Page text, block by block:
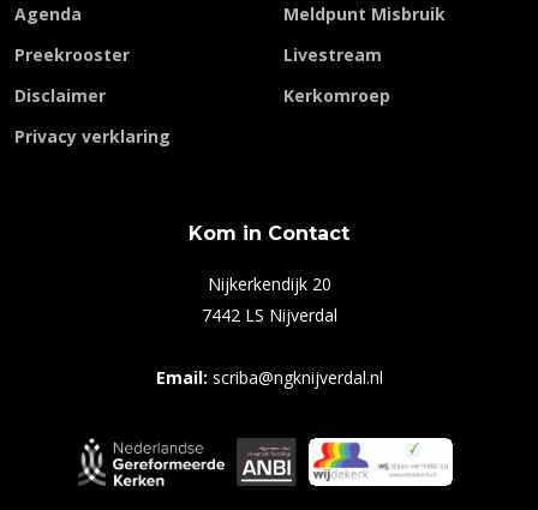
Agenda
Preekrooster
Disclaimer
Privacy verklaring
Meldpunt Misbruik
Livestream
Kerkomroep
Kom in Contact
Nijkerkendijk 20
7442 LS Nijverdal
Email: scriba@ngknijverdal.nl